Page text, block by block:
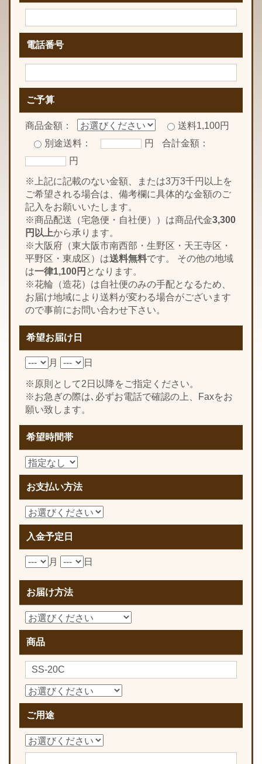
電話番号
ご予算
商品金額：
送料1,100円
別途送料：
円
合計金額：
円
※上記に記載のない金額、または3万3千円以上を
ご希望される場合は、備考欄に具体的な金額のご
記入をお願いいたします。
※商品配送（宅急便・自社便））は商品代金3,300
円以上から承ります。
※大阪府（東大阪市南西部・生野区・天王寺区・
平野区・東成区）は送料無料です。 その他の地域
は一律1,100円 となります。
※花輪（造花）は自社便のみの手配となるため、
お届け地域により送料が変わる場合がございます
ので事前にお問い合わせ下さい。
希望お届け日
月 日
※原則として2日以降をご指定ください。
※お急ぎの際は､必ずお電話で確認の上、Faxをお
願い致します。
希望時間帯
お支払い方法
入金予定日
月 日
お届け方法
商品
ご用途